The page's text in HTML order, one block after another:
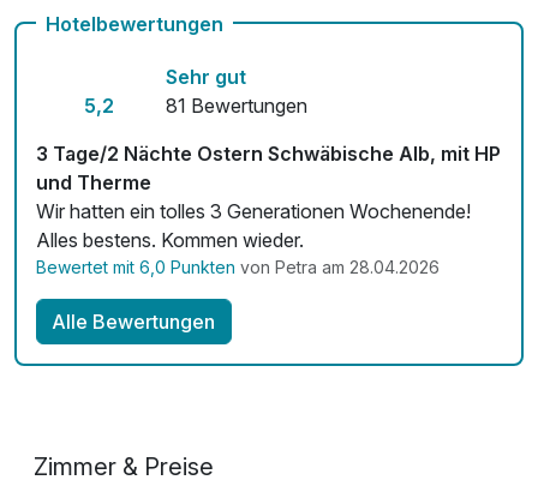
Hotelbewertungen
5,2
Sehr gut
81 Bewertungen
3 Tage/2 Nächte Ostern Schwäbische Alb, mit HP
und Therme
Wir hatten ein tolles 3 Generationen Wochenende!
Alles bestens. Kommen wieder.
Bewertet mit 6,0 Punkten von Petra am 28.04.2026
Alle Bewertungen
Zimmer & Preise